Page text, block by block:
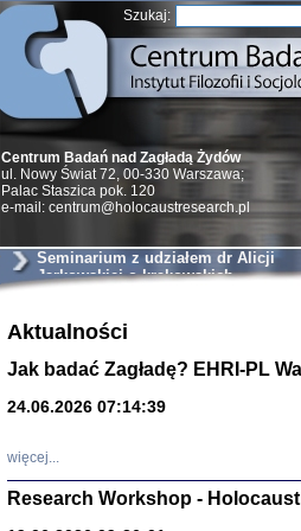
Szukaj:
Centrum Badań nad Zagładą Żydów
ul. Nowy Świat 72, 00-330 Warszawa;
Palac Staszica pok. 120
e-mail: centrum@holocaustresearch.pl
Seminarium z udziałem dr Alicji
Jarkowskiej o krakowskich
Aktualności
Jak badać Zagładę? EHRI-PL
24.06.2026 07:14:39
więcej...
Research Workshop -